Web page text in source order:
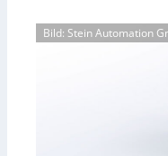
n
s
ü
o
n
k
Bild: Stein Automation